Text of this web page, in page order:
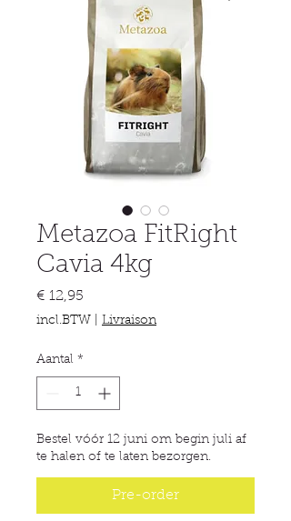
Metazoa FitRight
Cavia 4kg
€ 12,95
incl.BTW Livraison
Aantal *
Bestel vóór 12 juni om begin juli af
te halen of te laten bezorgen.
Pre-order